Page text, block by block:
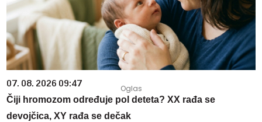
07. 08. 2026 09:47
Čiji hromozom određuje pol deteta? XX rađa se
devojčica, XY rađa se dečak